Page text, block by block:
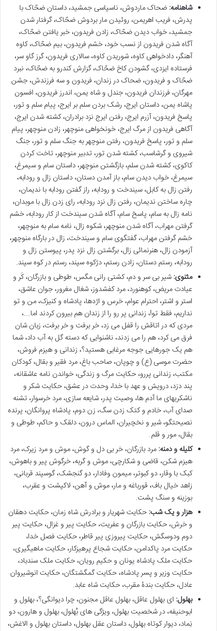
شاهنامه: ضحاک ماردوش، ناسپاسی جمشید، داستان ضحّاک با
پدرش، فریب اهریمن، روئیدن مار بردوش ضحّاک، گرفتار شدن
جمشید، خواب دیدن ضحّاک، زادن فریدون، خبر یافتن ضحّاک،
آگاه شدن فریدون از نسب خود، خشم فریدون، بیم ضحّاک، کاوه
آهنگر، دادخواهی کاوه، شوریدن کاوه، سالاری فریدون، گرز گاو سر،
فرستاده ایزدی، گشودن کاخ ضحّاک، گزارش کندرو به ضحّاک، نبرد
ضحّاک و فریدون، ضحاک در زندان، فریدون و سه فرزندش، جشن
مهرگان، فرزندان فریدون، جندل و شاه یمن، اندرز فریدون، افسون
پاشاه یمن، داستان ایرج، رشک بردن سلم بر ایرج، پیام سلم و تور،
پاسخ فریدون، آزرم ایرج، رفتن ایرج نزد برادران، کشته شدن ایرج،
آگاهی فریدون از مرگ ایرج، خونخواهی منوچهر، زادن منوچهر، پیام
سلم و تور، پاسخ فریدون، رفتن منوچهر به جنگ سلم و تور، جنگ
شیروی و گرشاسب، کشته شدن تور، تدبیر منوچهر، تاخت کردن
کاکوی، کشته شدن سلم، بازگشتن منوچهر، داستان سام و سیمرغ،
سیمرغ، خواب دیدن سام، باز آمدن دستان، داستان زال و رودابه،
رفتن زال به کابل، سیندخت و رودابه، راز گفتن رودابه با ندیمان،
چاره ساختن ندیمان، رفتن زال نزد رودابه، رای زدن زال با موبدان،
نامه زال به سام، پاسخ سام، آگاه شدن سیندخت از کار رودابه، خشم
گرفتن مهراب، آگاه شدن منوچهر، شکوه زال، نامه سام به منوچهر،
خشم گرفتن مهراب، گفتگوی سام و سیندخت، زال در بارگاه منوچهر،
آزمودن زال، هنرنمائی زال، برگشتن زال نزد پدر، پیوستن زال و
رودابه، رستم دستان، زادن رستم، دژکوه سپند، رستم در کوه سپند.
مثنوی: شیر بی سر و دم، کشتی رانی مگس، طوطی و بازرگان، کَر و
عیادت مریض، کوهنورد، مرد کفشدوز، شغال مغرور، جوان عاشق،
استر و اشتر، احترام عوام، خرس و اژدها، پادشاه و کنیزک، من و تو
نداریم، فقط تو!، زندانی پر رو را از زندان هم بیرون کردند اما….،
مردی که در اتاقش را قفل می زد، خر برفت و خر برفت، زبان شان
فرق می کرد، هم را می زدند، ناشنوایی که دسته گل به آب داد، شما
هم یک جورهایی جوجه مرغابی هستید؟، زندانی و هیزم فروش،
حضرت موسی (ع) و چوپان، صاحب باغ، مرد فقیر و بقال، کودکان
مکتب، زندانی پررو، حکایت مرگ و زندگی، خواندن نامه عاشقانه،
پند دزد، درویش و عهد با خدا، وحدت در عشق، حکایت شکر و
ناشکریهای ما آدم ها، وصیت پدر، شایعه سازی، مرد خرسوار، تشنه
صدای آب، خادم و کتک زدن سگ، زن دوم، پادشاه پروانگان، پرنده
نصیحتگو، شیر و نخچیران، الماس درون، دلقک و حاکم، طوطی و
بقال، مور و قلم.
کلیله و دمنه: مرد بازرگان، خر بی دل و گوش، موش و مرد زیرک، مرد
هیزم شکن، قاضی و شکارچی، موش و گربه، خرگوش پیر و باهوش،
کبک با وقار، دو کبوتر، میمون وفادار، دو گنجشک، گوسپند قربانی،
زاهد خیال باف، قورباغه و مار، موش و آهن، لاکپشت و عقرب،
بوزینه و سنگ پشت.
هزار و یک شب: حکایت شهریار و برادرش شاه زمان، حکایت دهقان
و خرش، حکایت بازرگان و عفریت، حکایت پیر و غزال، حکایت پیر
دوم ودوسگش، حکایت پیروزی پیر قاطر، حکایت فصل خدا،
حکایت مرد پاکدامن، حکایت شجاع پرهیزکار، حکایت ماهیگیری،
حکایت ملک پادشاه یونان و حکیم رویان، حکایت ملک سندباد،
حکایت وزیر و پسر پادشاه، حکایت گمگشتگان، حکایت انوشیروان
عادل، حکایت بندۀ مقرب، حکایت شاه عابد.
بهلول: ای بهلول عاقل، بهلول عاقل مجنون، چرا دیوانگی؟، بهلول و
ابوحنیفه، در شخصیت بهلول، ویژگی های بُهلول، بهلول و هارون، دو
نِماد، دیوار کوتاه بهلول، داستان عقل بهلول، داستان بهلول و الاغش،